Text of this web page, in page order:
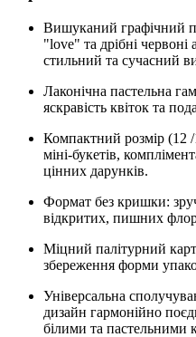
Вишуканий графічний
"love" та дрібні
стильний та сучасний
Лаконічна пастельна
яскравість квіток та
Компактний розмір (12 /
міні-букетів,
цінних дарунків.
Формат без кришки:
відкритих, пишних
Міцний палітурний
збереження форми
Універсальна
дизайн гармонійно
білими та пастельними